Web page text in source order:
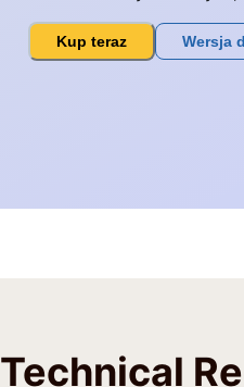
Kup teraz Wersja
Technical